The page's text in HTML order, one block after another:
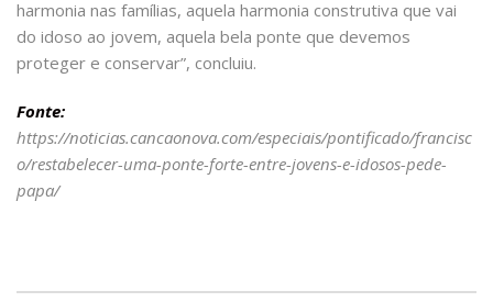
harmonia nas famílias, aquela harmonia construtiva que vai
do idoso ao jovem, aquela bela ponte que devemos
proteger e conservar”, concluiu.
Fonte:
https://noticias.cancaonova.com/especiais/pontificado/francisc
o/restabelecer-uma-ponte-forte-entre-jovens-e-idosos-pede-
papa/